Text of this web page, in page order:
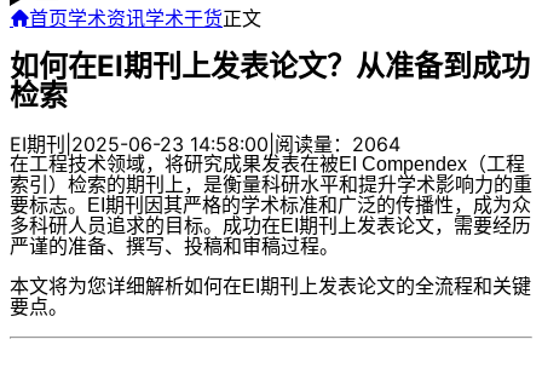
首页学术资讯学术干货正文
如何在EI期刊上发表论文？从准备到成功
检索
EI期刊 2025-06-23 14:58:00 阅读量：2064
在工程技术领域，将研究成果发表在被EI Compendex（工程
索引）检索的期刊上，是衡量科研水平和提升学术影响力的重
要标志。EI期刊因其严格的学术标准和广泛的传播性，成为众
多科研人员追求的目标。成功在EI期刊上发表论文，需要经历
严谨的准备、撰写、投稿和审稿过程。
本文将为您详细解析如何在EI期刊上发表论文的全流程和关键
要点。